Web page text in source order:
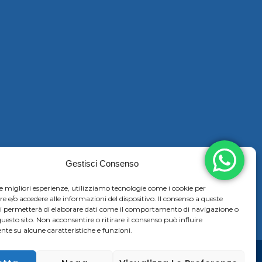
Gestisci Consenso
migliori esperienze, utilizziamo tecnologie come i cookie per
e/o accedere alle informazioni del dispositivo. Il consenso a queste
permetterà di elaborare dati come il comportamento di navigazione o
sito. Non acconsentire o ritirare il consenso può influire
su alcune caratteristiche e funzioni.